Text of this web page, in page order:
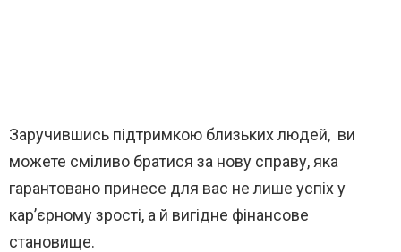
Заручившись підтримкою близьких людей, ви
можете сміливо братися за нову справу, яка
гарантовано принесе для вас не лише успіх у
кар’єрному зрості, а й вигідне фінансове
становище.